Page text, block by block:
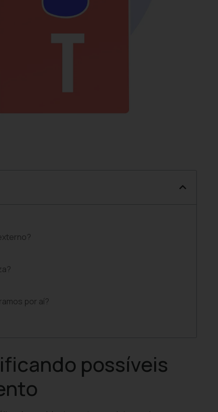
por aí?
possíveis